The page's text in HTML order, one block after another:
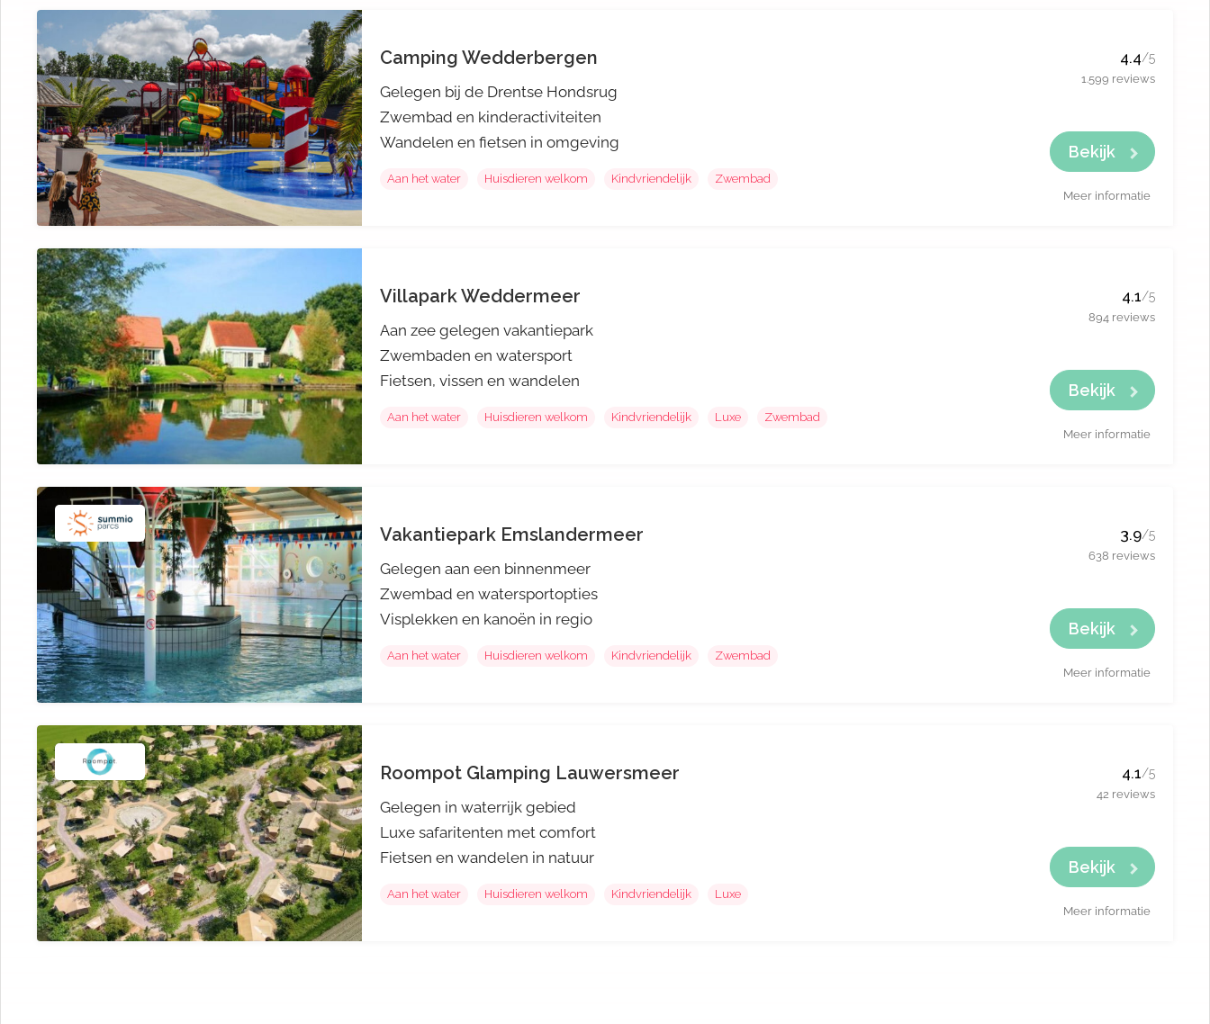
Camping Wedderbergen 4.4/5
1.599 reviews
Gelegen bij de Drentse Hondsrug
Zwembad en kinderactiviteiten
Wandelen en fietsen in omgeving
Aan het water Huisdieren welkom Kindvriendelijk Zwembad
Bekijk
Meer informatie
Villapark Weddermeer 4.1/5
894 reviews
Aan zee gelegen vakantiepark
Zwembaden en watersport
Fietsen, vissen en wandelen
Aan het water Huisdieren welkom Kindvriendelijk Luxe Zwembad
Bekijk
Meer informatie
Vakantiepark Emslandermeer 3.9/5
638 reviews
Gelegen aan een binnenmeer
Zwembad en watersportopties
Visplekken en kanoën in regio
Aan het water Huisdieren welkom Kindvriendelijk Zwembad
Bekijk
Meer informatie
Roompot Glamping Lauwersmeer 4.1/5
42 reviews
Gelegen in waterrijk gebied
Luxe safaritenten met comfort
Fietsen en wandelen in natuur
Aan het water Huisdieren welkom Kindvriendelijk Luxe
Bekijk
Meer informatie